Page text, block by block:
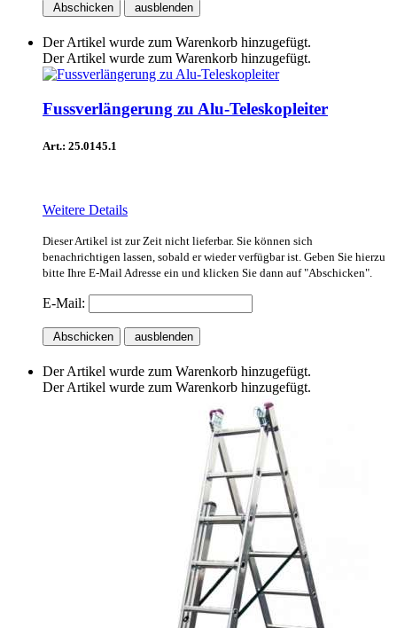
Abschicken ausblenden
Der Artikel wurde zum Warenkorb hinzugefügt.
Der Artikel wurde zum Warenkorb hinzugefügt.
Fussverlängerung zu Alu-Teleskopleiter
Art.: 25.0145.1
Weitere Details
Dieser Artikel ist zur Zeit nicht lieferbar. Sie können sich
benachrichtigen lassen, sobald er wieder verfügbar ist. Geben Sie hierzu
bitte Ihre E-Mail Adresse ein und klicken Sie dann auf "Abschicken".
E-Mail:
Abschicken ausblenden
Der Artikel wurde zum Warenkorb hinzugefügt.
Der Artikel wurde zum Warenkorb hinzugefügt.